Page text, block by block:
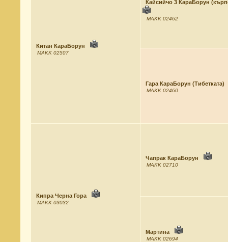
Китан КараБорун
MAKK 02507
Кайсийчо 3 КараБорун
MAKK 02462
Гара КараБорун (Тибетката)
MAKK 02460
Кипра Черна Гора
MAKK 03032
Чапрак КараБорун
MAKK 02710
Мартина
MAKK 02694